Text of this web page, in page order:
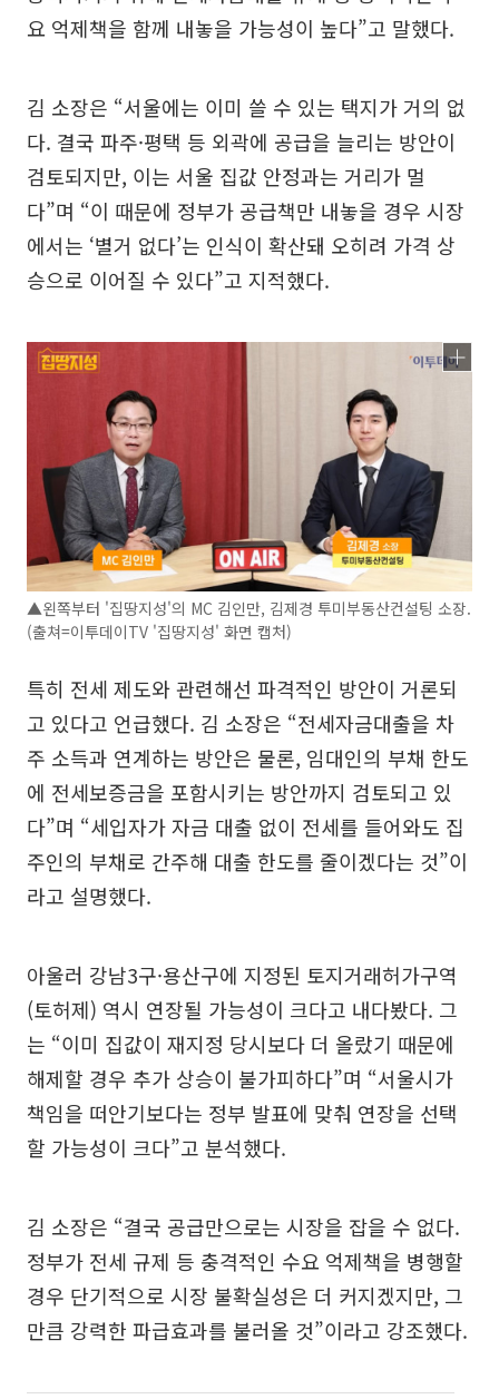
요 억제책을 함께 내놓을 가능성이 높다”고 말했다.
김 소장은 “서울에는 이미 쓸 수 있는 택지가 거의 없
다. 결국 파주·평택 등 외곽에 공급을 늘리는 방안이
검토되지만, 이는 서울 집값 안정과는 거리가 멀
다”며 “이 때문에 정부가 공급책만 내놓을 경우 시장
에서는 ‘별거 없다’는 인식이 확산돼 오히려 가격 상
승으로 이어질 수 있다”고 지적했다.
▲왼쪽부터 '집땅지성'의 MC 김인만, 김제경 투미부동산컨설팅 소장.
(출쳐=이투데이TV '집땅지성' 화면 캡처)
특히 전세 제도와 관련해선 파격적인 방안이 거론되
고 있다고 언급했다. 김 소장은 “전세자금대출을 차
주 소득과 연계하는 방안은 물론, 임대인의 부채 한도
에 전세보증금을 포함시키는 방안까지 검토되고 있
다”며 “세입자가 자금 대출 없이 전세를 들어와도 집
주인의 부채로 간주해 대출 한도를 줄이겠다는 것”이
라고 설명했다.
아울러 강남3구·용산구에 지정된 토지거래허가구역
(토허제) 역시 연장될 가능성이 크다고 내다봤다. 그
는 “이미 집값이 재지정 당시보다 더 올랐기 때문에
해제할 경우 추가 상승이 불가피하다”며 “서울시가
책임을 떠안기보다는 정부 발표에 맞춰 연장을 선택
할 가능성이 크다”고 분석했다.
김 소장은 “결국 공급만으로는 시장을 잡을 수 없다.
정부가 전세 규제 등 충격적인 수요 억제책을 병행할
경우 단기적으로 시장 불확실성은 더 커지겠지만, 그
만큼 강력한 파급효과를 불러올 것”이라고 강조했다.